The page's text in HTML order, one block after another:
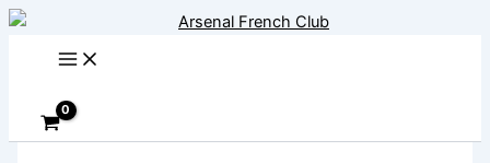
Aller
Rechercher